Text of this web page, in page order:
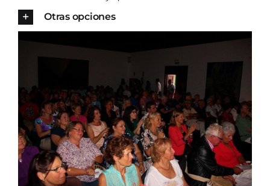
AYUNTAMIENTO
TURISMO
CONTACTO
Otras opciones